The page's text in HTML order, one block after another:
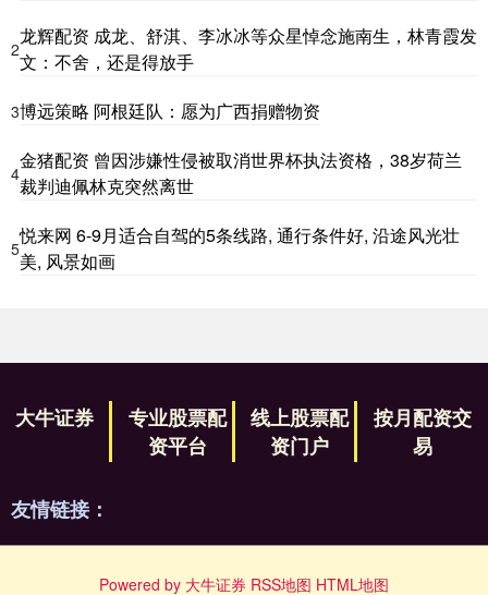
2
龙辉配资 成龙、舒淇、李冰冰等众星悼念施南生，林青霞发
文：不舍，还是得放手
3博远策略 阿根廷队：愿为广西捐赠物资
4
金猪配资 曾因涉嫌性侵被取消世界杯执法资格，38岁荷兰
裁判迪佩林克突然离世
5
悦来网 6-9月适合自驾的5条线路, 通行条件好, 沿途风光壮
美, 风景如画
大牛证券
专业股票配
资平台
线上股票配
资门户
按月配资交
易
友情链接：
Powered by 大牛证券 RSS地图 HTML地图